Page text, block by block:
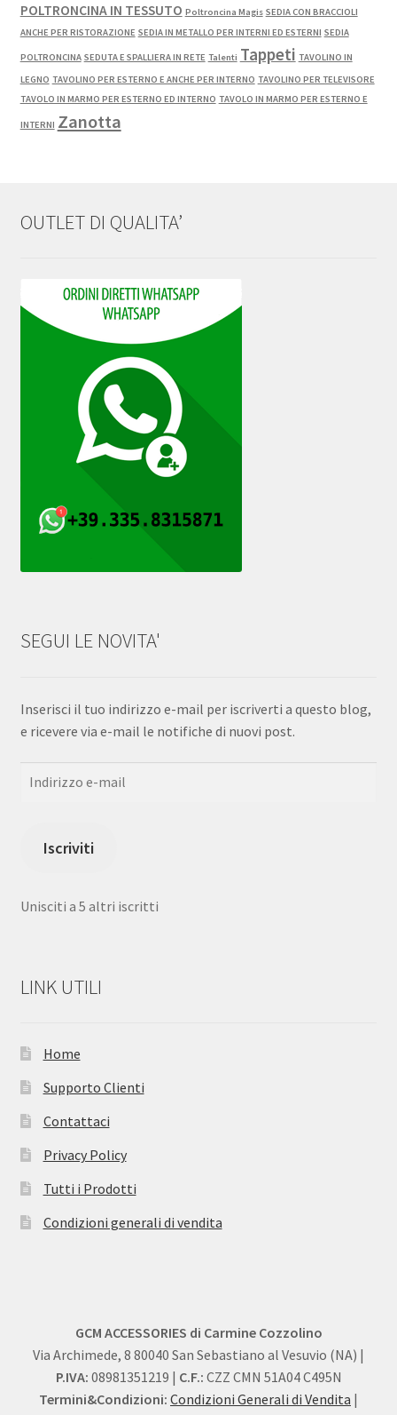
POLTRONCINA IN TESSUTO Poltroncina Magis SEDIA CON BRACCIOLI
ANCHE PER RISTORAZIONE SEDIA IN METALLO PER INTERNI ED ESTERNI SEDIA
POLTRONCINA SEDUTA E SPALLIERA IN RETE Talenti Tappeti TAVOLINO IN
LEGNO TAVOLINO PER ESTERNO E ANCHE PER INTERNO TAVOLINO PER TELEVISORE
TAVOLO IN MARMO PER ESTERNO ED INTERNO TAVOLO IN MARMO PER ESTERNO E
INTERNI Zanotta
OUTLET DI QUALITA’
SEGUI LE NOVITA'
Inserisci il tuo indirizzo e-mail per iscriverti a questo blog,
e ricevere via e-mail le notifiche di nuovi post.
Iscriviti
Unisciti a 5 altri iscritti
LINK UTILI
Home
Supporto Clienti
Contattaci
Privacy Policy
Tutti i Prodotti
Condizioni generali di vendita
GCM ACCESSORIES di Carmine Cozzolino
Via Archimede, 8 80040 San Sebastiano al Vesuvio (NA) |
P.IVA: 08981351219 | C.F.: CZZ CMN 51A04 C495N
Termini&Condizioni: Condizioni Generali di Vendita |